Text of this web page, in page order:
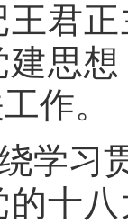
君
思
作。
学习
十